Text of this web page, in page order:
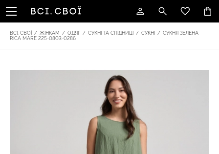
ВСІ. СВОЇ / ЖІНКАМ / ОДЯГ / СУКНІ ТА СПІДНИЦІ / СУКНІ / СУКНЯ ЗЕЛЕНА
RICA MARE 225-0803-0286